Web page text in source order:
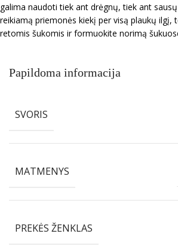
galima naudoti tiek ant drėgnų, tiek ant
reikiamą priemonės kiekį per visą plaukų ilgį,
retomis šukomis ir formuokite norimą
Papildoma informacija
SVORIS
MATMENYS
PREKĖS ŽENKLAS